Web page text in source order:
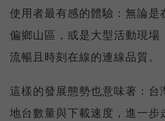
使用者最有感的體驗：無論是
偏鄉山區，或是大型活動現場
流暢且時刻在線的連線品質。
這樣的發展態勢也意味著：台
地台數量與下載速度，進一步